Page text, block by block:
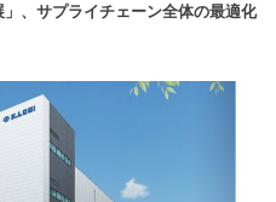
」、サプライチェーン全体の最適化